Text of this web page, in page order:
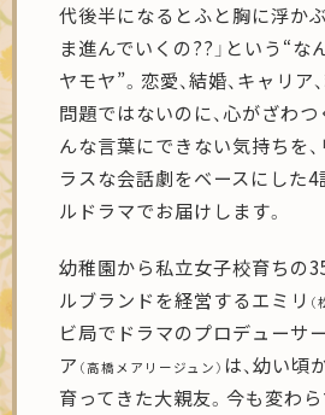
代後半になるとふと胸に浮か
ま進んでいくの??」という“な
ヤモヤ”。恋愛、結婚、キャリア
問題ではないのに、心がざわ
んな言葉にできない気持ちを
ラスな会話劇をベースにした
ルドラマでお届けします。
幼稚園から私立女子校育ちの
ルブランドを経営するエミリ
ビ局でドラマのプロデューサ
ア （高橋メアリージュン） は、幼い頃
育ってきた大親友。今も変わ